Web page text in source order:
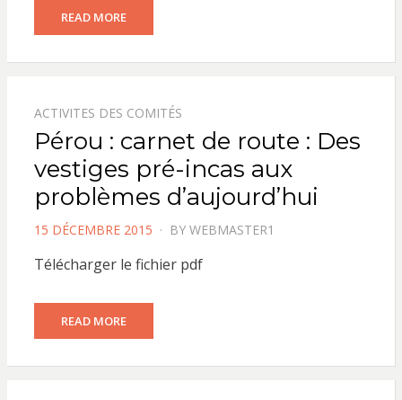
READ MORE
ACTIVITES DES COMITÉS
Pérou : carnet de route : Des
vestiges pré-incas aux
problèmes d’aujourd’hui
POSTED
15 DÉCEMBRE 2015 BY WEBMASTER1
Télécharger le fichier pdf
READ MORE